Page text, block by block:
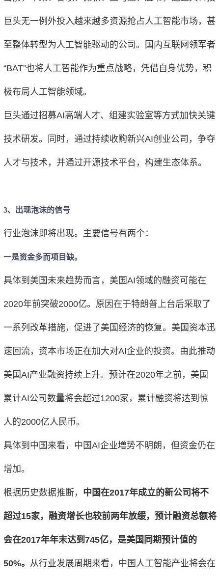
巨头无一例外投入越来越多资源抢占人工智能市场，甚
至整体转型为人工智能驱动的公司。国内互联网领军者
“BAT”也将人工智能作为重点战略，凭借自身优势，积
极布局人工智能领域。
巨头通过招募AI高端人才、组建实验室等方式加快关键
技术研发。同时，通过持续收购新兴AI创业公司，争夺
人才与技术，并通过开源技术平台，构建生态体系。
3、出现泡沫的信号
行业泡沫即将出现。主要信号有两个：
一是资金多而项目缺。
具体到美国未来趋势而言，美国AI领域的融资可能在
2020年前突破2000亿。原因在于特朗普上台后采取了
一系列改革措施，促进了美国经济的恢复。美国资本迅
速回流，资本市场正在加大对AI企业的投资。由此推动
美国AI产业融资持续上升。预计在2020年之前，美国
累计AI公司数量将会超过1200家，累计融资将达到惊
人的2000亿人民币。
具体到中国来看，中国AI企业增势不明朗，但资金仍在
增加。
根据历史数据推断， 中国在2017年成立的新公司将不
超过15家，融资增长也较前两年放缓，预计融资总额将
会在2017年年末达到745亿，是美国同期预计值的
50%。 从行业发展周期来看，中国人工智能产业将会在